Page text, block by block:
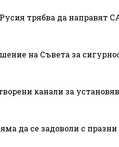
трябва да направят
на Съвета за
канали за
да се задоволи с